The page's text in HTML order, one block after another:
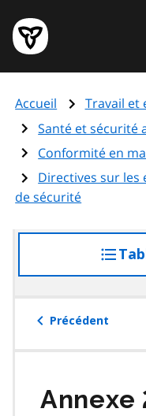
au
contenu
principal
Page
d'accueil
de
l'Ontario
Accueil
Travail et
Santé et sécurité
Conformité en
Directives sur les
de sécurité
Précédent
Annexe